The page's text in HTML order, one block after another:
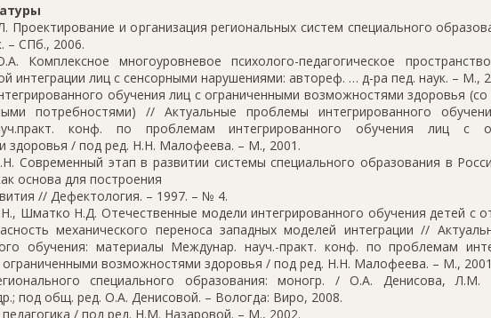
Проектирование и организация региональных систем специального
– СПб., 2006.
Комплексное многоуровневое психолого-педагогическое
интеграции лиц с сенсорными нарушениями: автореф. … д-ра пед. наук. – М.,
обучения лиц с ограниченными возможностями здоровья
потребностями) // Актуальные проблемы интегрированного
конф. по проблемам интегрированного обучения лиц с
здоровья / под ред. Н.Н. Малофеева. – М., 2001.
Современный этап в развитии системы специального образования в
основа для построения
// Дефектология. – 1997. – № 4.
Шматко Н.Д. Отечественные модели интегрированного обучения детей с
механического переноса западных моделей интеграции //
обучения: материалы Междунар. науч.-практ. конф. по проблемам
ограниченными возможностями здоровья / под ред. Н.Н. Малофеева. – М.,
специального образования: моногр. / О.А. Денисова, Л.М.
под общ. ред. О.А. Денисовой. – Вологда: Виро, 2008.
/ под ред. Н.М. Назаровой. – М., 2002.